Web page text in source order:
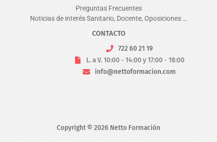
Preguntas Frecuentes
Noticias de interés Sanitario, Docente, Oposiciones …
CONTACTO
722 60 21 19
L. a V. 10:00 - 14:00 y 17:00 - 18:00
info@nettoformacion.com
Copyright © 2026 Netto Formación